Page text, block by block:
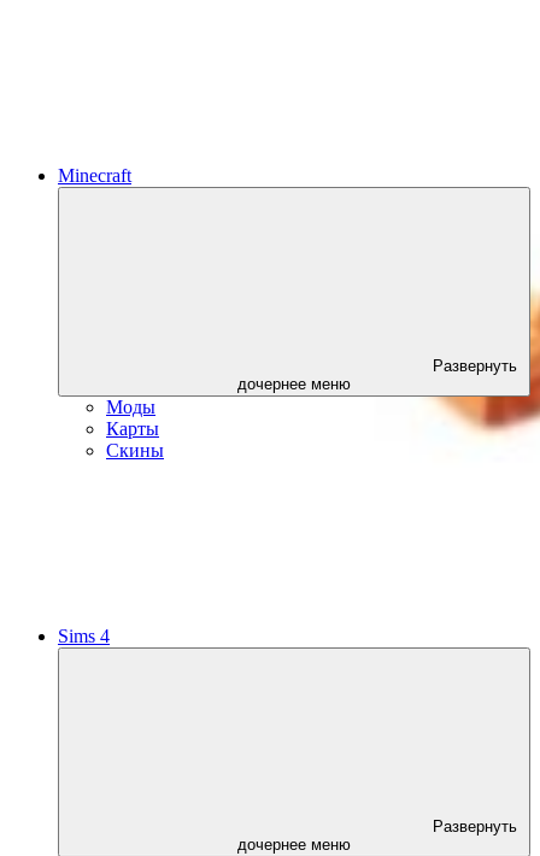
Minecraft
Развернуть
дочернее меню
Моды
Карты
Скины
Sims 4
Развернуть
дочернее меню